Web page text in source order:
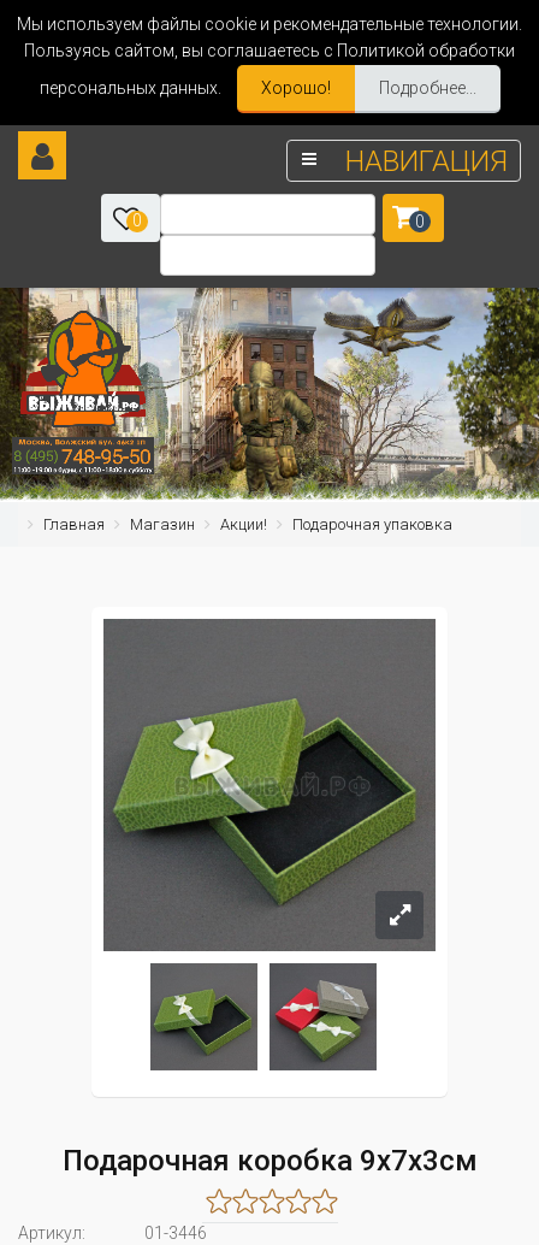
Мы используем файлы cookie и рекомендательные технологии.
Пользуясь сайтом, вы соглашаетесь с Политикой обработки
персональных данных.
Хорошо! Подробнее...
НАВИГАЦИЯ
0 0
Главная Магазин Акции! Подарочная упаковка
Подарочная коробка 9х7х3см
Артикул:
01-3446